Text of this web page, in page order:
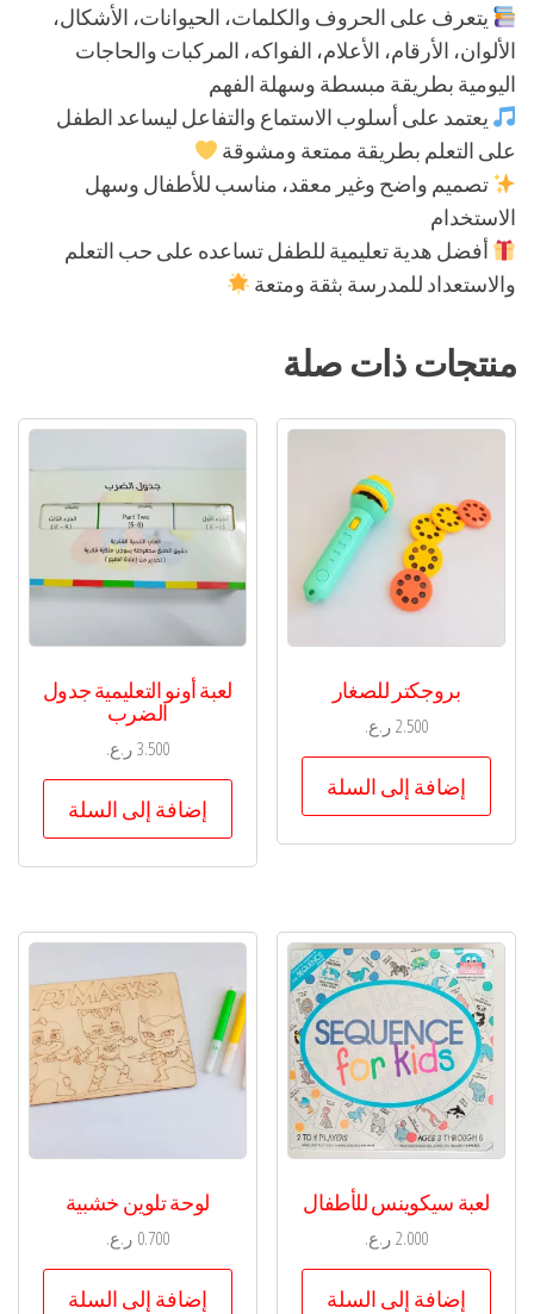
يتعرف على الحروف والكلمات، الحيوانات، الأشكال،
الألوان، الأرقام، الأعلام، الفواكه، المركبات والحاجات
اليومية بطريقة مبسطة وسهلة الفهم
يعتمد على أسلوب الاستماع والتفاعل ليساعد الطفل
على التعلم بطريقة ممتعة ومشوقة
تصميم واضح وغير معقد، مناسب للأطفال وسهل
الاستخدام
أفضل هدية تعليمية للطفل تساعده على حب التعلم
والاستعداد للمدرسة بثقة ومتعة
منتجات ذات صلة
بروجكتر للصغار
2.500ر.ع.
إضافة إلى السلة
لعبة أونو التعليمية جدول
الضرب
3.500ر.ع.
إضافة إلى السلة
لعبة سيكوينس للأطفال
2.000ر.ع.
إضافة إلى السلة
لوحة تلوين خشبية
0.700 ر.ع.
إضافة إلى السلة